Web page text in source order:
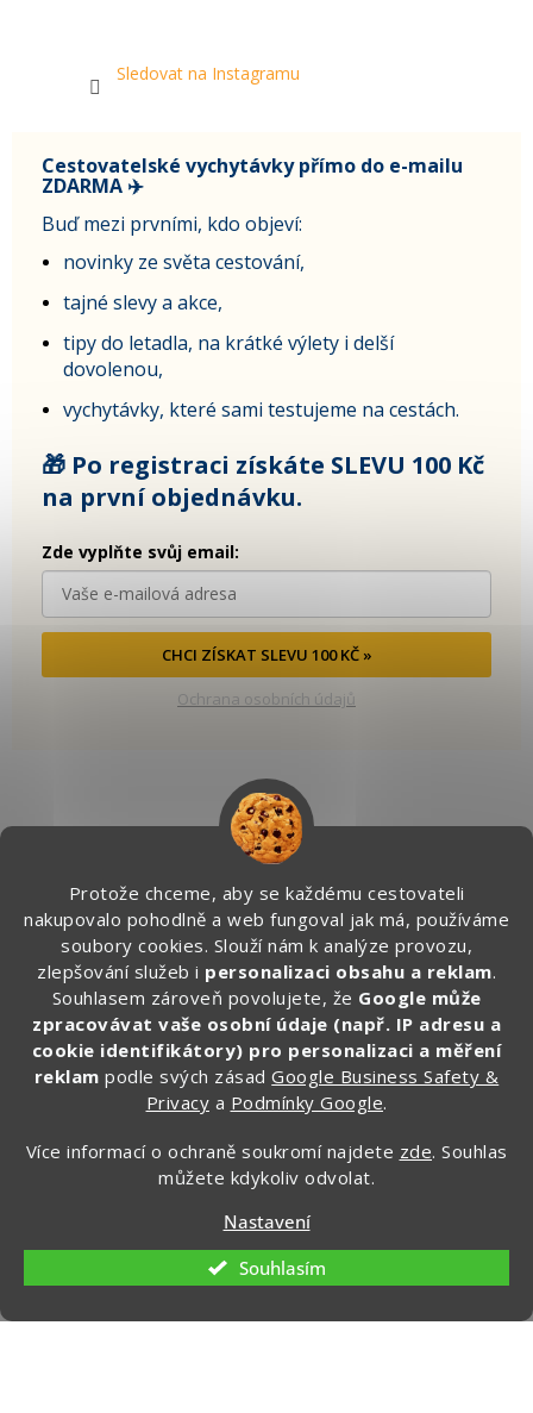
Protože chceme, aby se každému cestovateli
nakupovalo pohodlně a web fungoval jak má, používáme
soubory cookies. Slouží nám k analýze provozu,
zlepšování služeb i personalizaci obsahu a reklam.
Souhlasem zároveň povolujete, že Google může
zpracovávat vaše osobní údaje (např. IP adresu a
cookie identifikátory) pro personalizaci a měření
reklam podle svých zásadGoogle Business Safety &
Privacy a Podmínky Google.
Více informací o ochraně soukromí najdete zde. Souhlas
můžete kdykoliv odvolat.
Nastavení
Souhlasím
Sledovat na Instagramu
Cestovatelské vychytávky přímo do e-mailu
ZDARMA ✈️
Buď mezi prvními, kdo objeví:
novinky ze světa cestování,
tajné slevy a akce,
tipy do letadla, na krátké výlety i delší
dovolenou,
vychytávky, které sami testujeme na cestách.
🎁 Po registraci získáte SLEVU 100 Kč
na první objednávku.
Zde vyplňte svůj email:
CHCI ZÍSKAT SLEVU 100 KČ »
Ochrana osobních údajů
info @zapakuj.cz
+420 734 266 587 (PO-PÁ, 9:00 – 17:00)
Zapakuj CZ/SK
zapakuj_czsk
@zapakuj_cz